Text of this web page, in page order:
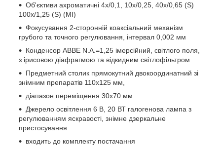
Об'єктиви ахроматичні 4х/0,1, 10х/0,25, 40х/0,65 (S)
100х/1,25 (S) (МІ)
Фокусування 2-сторонній коаксіальний механізм
грубого та точного регулювання, інтервал 0,002 мм
Конденсор ABBE N.A.=1,25 імерсійний, світлого поля,
з ірисовою діафрагмою та відкидним світлофільтром
Предметний столик прямокутний двокоординатний зі
знімним препаратів 110х125 мм,
діапазон переміщення 30х70 мм
Джерело освітлення 6 В, 20 ВТ галогенова лампа з
регулюванням яскравості, знімне дзеркальне
пристосування
входить до комплекту постачання